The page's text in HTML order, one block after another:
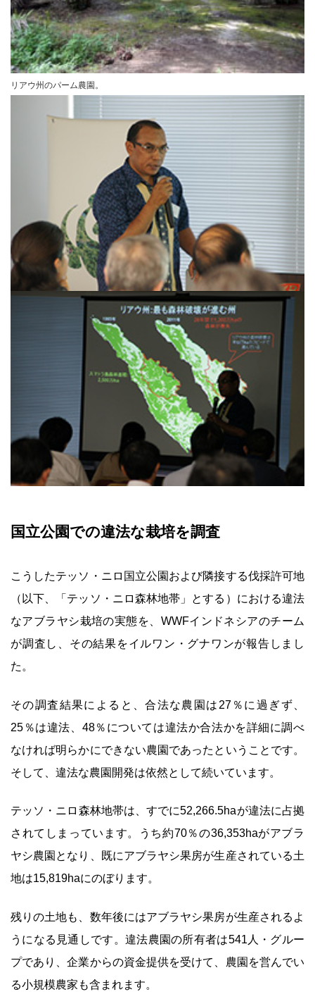
リアウ州のパーム農園。
国立公園での違法な栽培を調査
こうしたテッソ・ニロ国立公園および隣接する伐採許可地
（以下、「テッソ・ニロ森林地帯」とする）における違法
なアブラヤシ栽培の実態を、WWFインドネシアのチーム
が調査し、その結果をイルワン・グナワンが報告しまし
た。
その調査結果によると、合法な農園は27％に過ぎず、
25％は違法、48％については違法か合法かを詳細に調べ
なければ明らかにできない農園であったということです。
そして、違法な農園開発は依然として続いています。
テッソ・ニロ森林地帯は、すでに52,266.5haが違法に占拠
されてしまっています。うち約70％の36,353haがアブラ
ヤシ農園となり、既にアブラヤシ果房が生産されている土
地は15,819haにのぼります。
残りの土地も、数年後にはアブラヤシ果房が生産されるよ
うになる見通しです。違法農園の所有者は541人・グルー
プであり、企業からの資金提供を受けて、農園を営んでい
る小規模農家も含まれます。